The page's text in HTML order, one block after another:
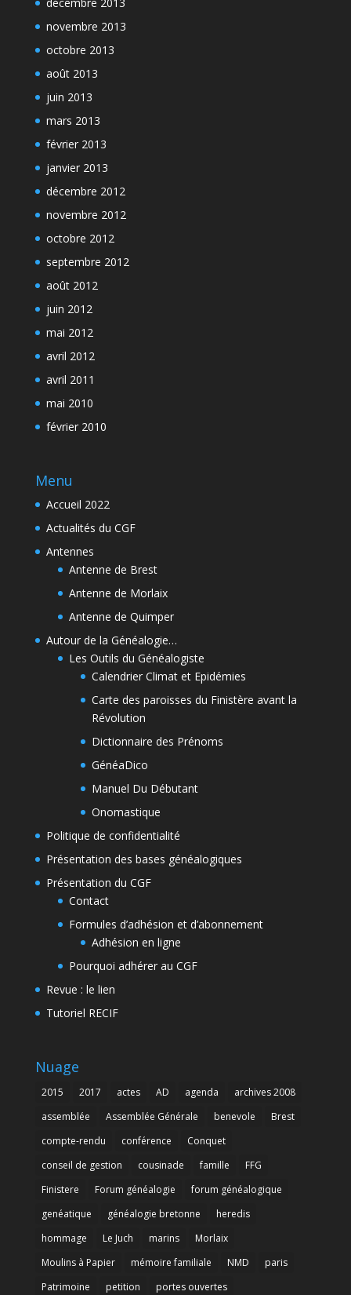
novembre 2013
octobre 2013
août 2013
juin 2013
mars 2013
février 2013
janvier 2013
décembre 2012
novembre 2012
octobre 2012
septembre 2012
août 2012
juin 2012
mai 2012
avril 2012
avril 2011
mai 2010
février 2010
Menu
Accueil 2022
Actualités du CGF
Antennes
Antenne de Brest
Antenne de Morlaix
Antenne de Quimper
Autour de la Généalogie…
Les Outils du Généalogiste
Calendrier Climat et Epidémies
Carte des paroisses du Finistère avant la
Révolution
Dictionnaire des Prénoms
GénéaDico
Manuel Du Débutant
Onomastique
Politique de confidentialité
Présentation des bases généalogiques
Présentation du CGF
Contact
Formules d’adhésion et d’abonnement
Adhésion en ligne
Pourquoi adhérer au CGF
Revue : le lien
Tutoriel RECIF
Nuage
2015 2017 actes AD agenda
archives 2008
assemblée
Assemblée Générale benevole
Brest
compte-rendu
conférence
Conquet
conseil de gestion
cousinade famille
FFG
Finistere
Forum généalogie
forum généalogique
genéatique
généalogie bretonne
heredis
hommage
Le Juch marins
Morlaix
Moulins à Papier
mémoire familiale NMD
paris
Patrimoine
petition
portes ouvertes